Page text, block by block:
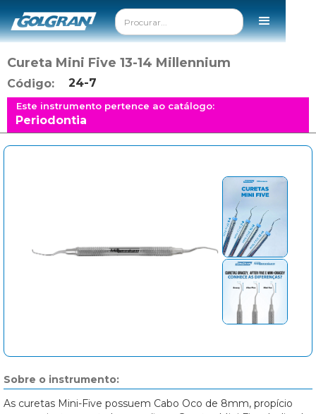
Cureta Mini Five 13-14 Millennium
Código: 24-7
Este instrumento pertence ao catálogo:
Periodontia
Sobre o instrumento:
As curetas Mini-Five possuem Cabo Oco de 8mm, propício